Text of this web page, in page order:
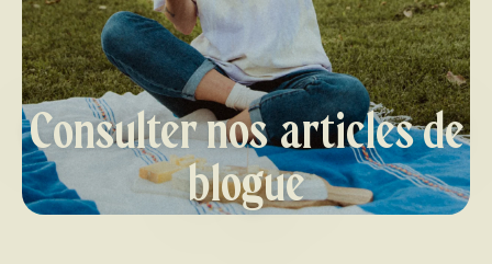
Consulter nos articles de
blogue